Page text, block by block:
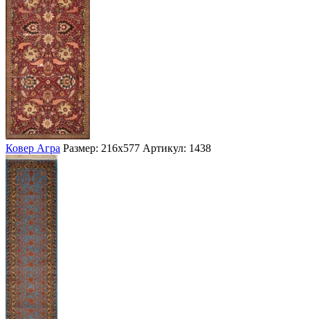
Ковер Агра Размер: 216х577 Артикул: 1438